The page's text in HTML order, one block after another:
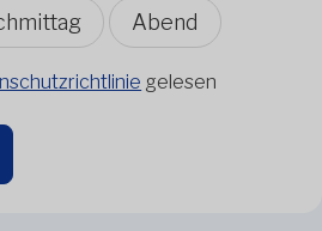
Abend
gelesen